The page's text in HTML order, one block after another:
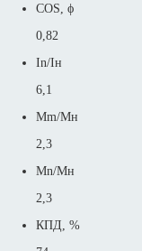
COS, ϕ
0,82
In/Iн
6,1
Mm/Mн
2,3
Mn/Mн
2,3
КПД, %